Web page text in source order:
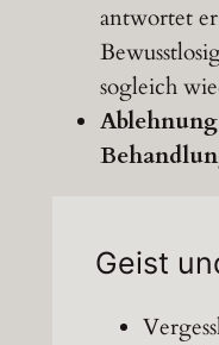
antwortet
sogleich
Geist